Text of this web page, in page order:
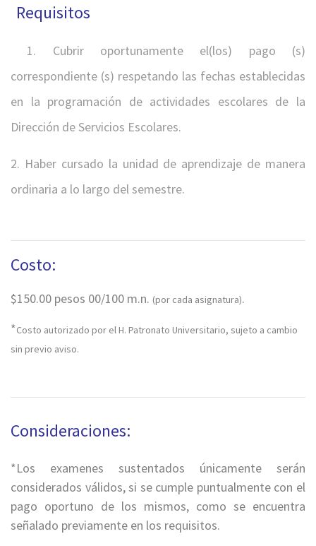
Requisitos
1. Cubrir oportunamente el(los) pago (s)
correspondiente (s) respetando las fechas establecidas
en la programación de actividades escolares de la
Dirección de Servicios Escolares.
2. Haber cursado la unidad de aprendizaje de manera
ordinaria a lo largo del semestre.
Costo:
$150.00 pesos 00/100 m.n. (por cada asignatura).
*Costo autorizado por el H. Patronato Universitario, sujeto a cambio
sin previo aviso.
Consideraciones:
*Los examenes sustentados únicamente serán
considerados válidos, si se cumple puntualmente con el
pago oportuno de los mismos, como se encuentra
señalado previamente en los requisitos.